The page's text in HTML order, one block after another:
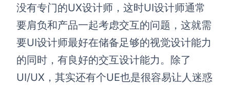
没有专门的UX设计师，这时UI设计师通常
要肩负和产品一起考虑交互的问题，这就需
要UI设计师最好在储备足够的视觉设计能力
的同时，有良好的交互设计能力。除了
UI/UX，其实还有个UE也是很容易让人迷惑